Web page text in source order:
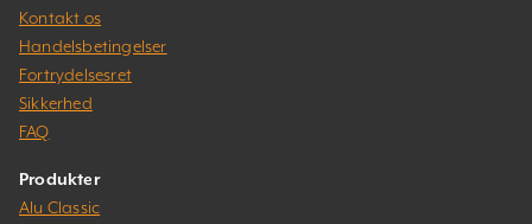
Kontakt os
Handelsbetingelser
Fortrydelsesret
Sikkerhed
FAQ
Produkter
Alu Classic